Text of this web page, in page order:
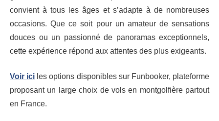
convient à tous les âges et s’adapte à de nombreuses
occasions. Que ce soit pour un amateur de sensations
douces ou un passionné de panoramas exceptionnels,
cette expérience répond aux attentes des plus exigeants.
Voir ici les options disponibles sur Funbooker, plateforme
proposant un large choix de vols en montgolfière partout
en France.